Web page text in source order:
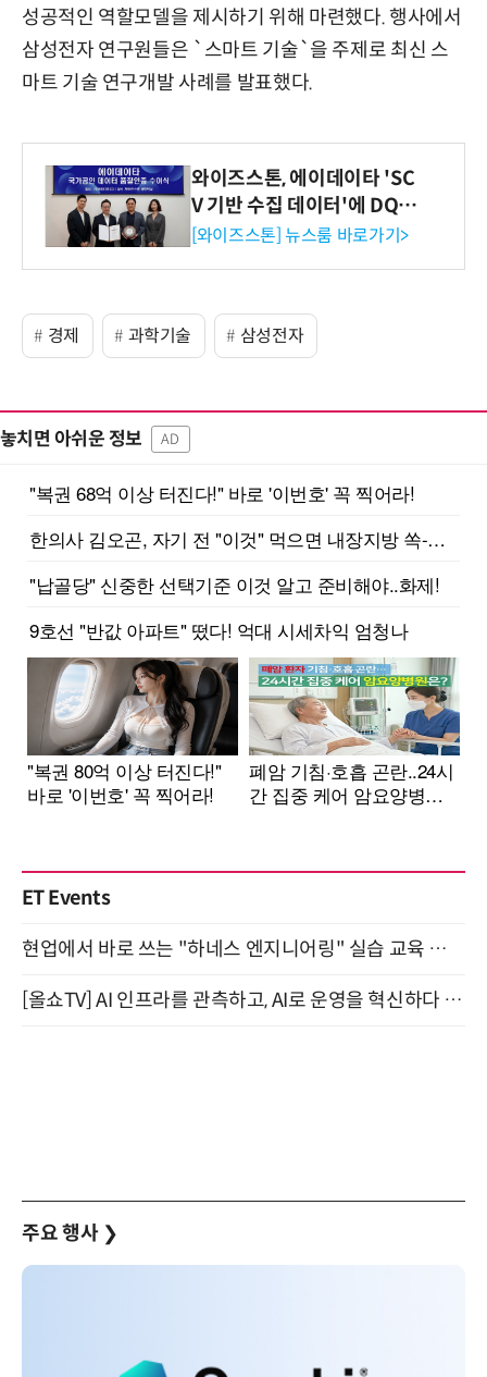
성공적인 역할모델을 제시하기 위해 마련했다. 행사에서
삼성전자 연구원들은 `스마트 기술`을 주제로 최신 스
마트 기술 연구개발 사례를 발표했다.
와이즈스톤, 에이데이타 'SC
V 기반 수집 데이터'에 DQ인
증 최고 등급 수여
[와이즈스톤] 뉴스룸 바로가기>
경제 과학기술 삼성전자
놓치면 아쉬운 정보 AD
ET Events
현업에서 바로 쓰는 "하네스 엔지니어링" 실습 교육 워크숍 8월 20일 개최
[올쇼TV] AI 인프라를 관측하고, AI로 운영을 혁신하다 (8월 11일 생방송)
주요 행사 ❯